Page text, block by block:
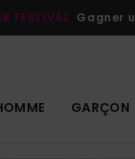
FESTIVAL Gagner
GARÇON